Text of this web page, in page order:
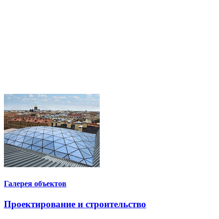
Галерея объектов
Проектирование и строительство